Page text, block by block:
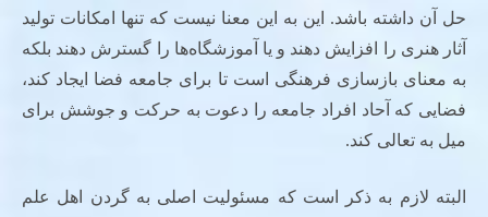
حل آن داشته باشد. این به این معنا نیست که تنها امکانات تولید
آثار هنری را افزایش دهند و یا آموزشگاه‌ها را گسترش دهند بلکه
به معنای بازسازی فرهنگی است تا برای جامعه فضا ایجاد کند،
فضایی که آحاد افراد جامعه را دعوت به حرکت و جوشش برای
میل به تعالی کند.
البته لازم به ذکر است که مسئولیت اصلی به گردن اهل علم